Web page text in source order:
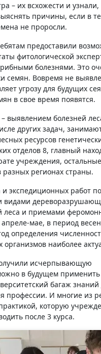
– их всхожести и
причины, если в
не проросли.
предоставили
фитологической
болезнями. Это
семян. Вовремя не
угрозу для будущих
в свое время появятся.
выявлением болезней
других задач,
ресурсов
отделов 8, главный
учреждения,
разных регионах страны.
экспедиционных работ
видами
леса и приемами
мае, в период
определения
наиболее
исчерпывающую
в будущем
багаж знаний
профессии. И многие из
которую
после 3 курса.